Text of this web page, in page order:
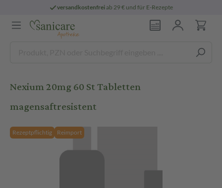
versandkostenfreiab 29 € und für E-Rezepte
Nexium 20mg 60 St Tabletten
magensaftresistent
Rezeptpflichtig Reimport